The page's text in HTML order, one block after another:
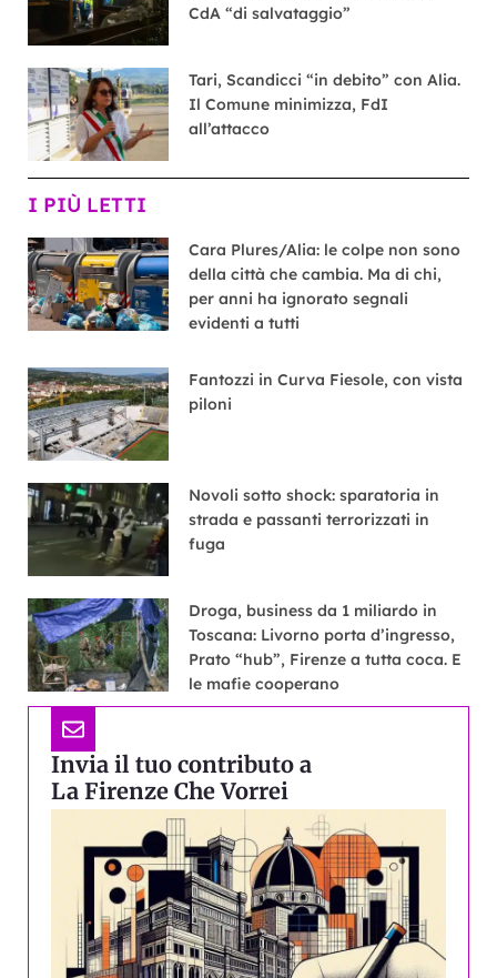
CdA “di salvataggio”
Tari, Scandicci “in debito” con Alia.
Il Comune minimizza, FdI
all’attacco
I PIÙ LETTI
Cara Plures/Alia: le colpe non sono
della città che cambia. Ma di chi,
per anni ha ignorato segnali
evidenti a tutti
Fantozzi in Curva Fiesole, con vista
piloni
Novoli sotto shock: sparatoria in
strada e passanti terrorizzati in
fuga
Droga, business da 1 miliardo in
Toscana: Livorno porta d’ingresso,
Prato “hub”, Firenze a tutta coca. E
le mafie cooperano
Invia il tuo contributo a
La Firenze Che Vorrei